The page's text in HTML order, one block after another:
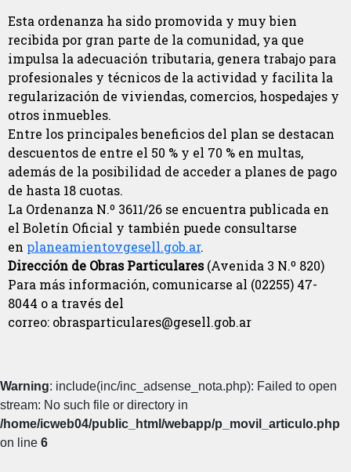
Esta ordenanza ha sido promovida y muy bien
recibida por gran parte de la comunidad, ya que
impulsa la adecuación tributaria, genera trabajo para
profesionales y técnicos de la actividad y facilita la
regularización de viviendas, comercios, hospedajes y
otros inmuebles.
Entre los principales beneficios del plan se destacan
descuentos de entre el 50 % y el 70 % en multas,
además de la posibilidad de acceder a planes de pago
de hasta 18 cuotas.
La Ordenanza N.º 3611/26 se encuentra publicada en
el Boletín Oficial y también puede consultarse
en planeamientovgesell.gob.ar.
Dirección de Obras Particulares(Avenida 3 N.º 820)
Para más información, comunicarse al (02255) 47-
8044 o a través del
correo: obrasparticulares@gesell.gob.ar
Warning: include(inc/inc_adsense_nota.php): Failed to open
stream: No such file or directory in
/home/icweb04/public_html/webapp/p_movil_articulo.php
on line 6